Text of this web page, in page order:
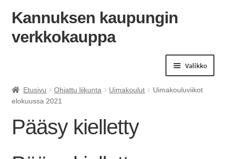
Siirry
Siirry
Kannuksen kaupungin
verkkokauppa
Valikko
Etusivu Ohjattu liikunta Uimakoulut
Uimakouluviikot
elokuussa 2021
Pääsy kielletty